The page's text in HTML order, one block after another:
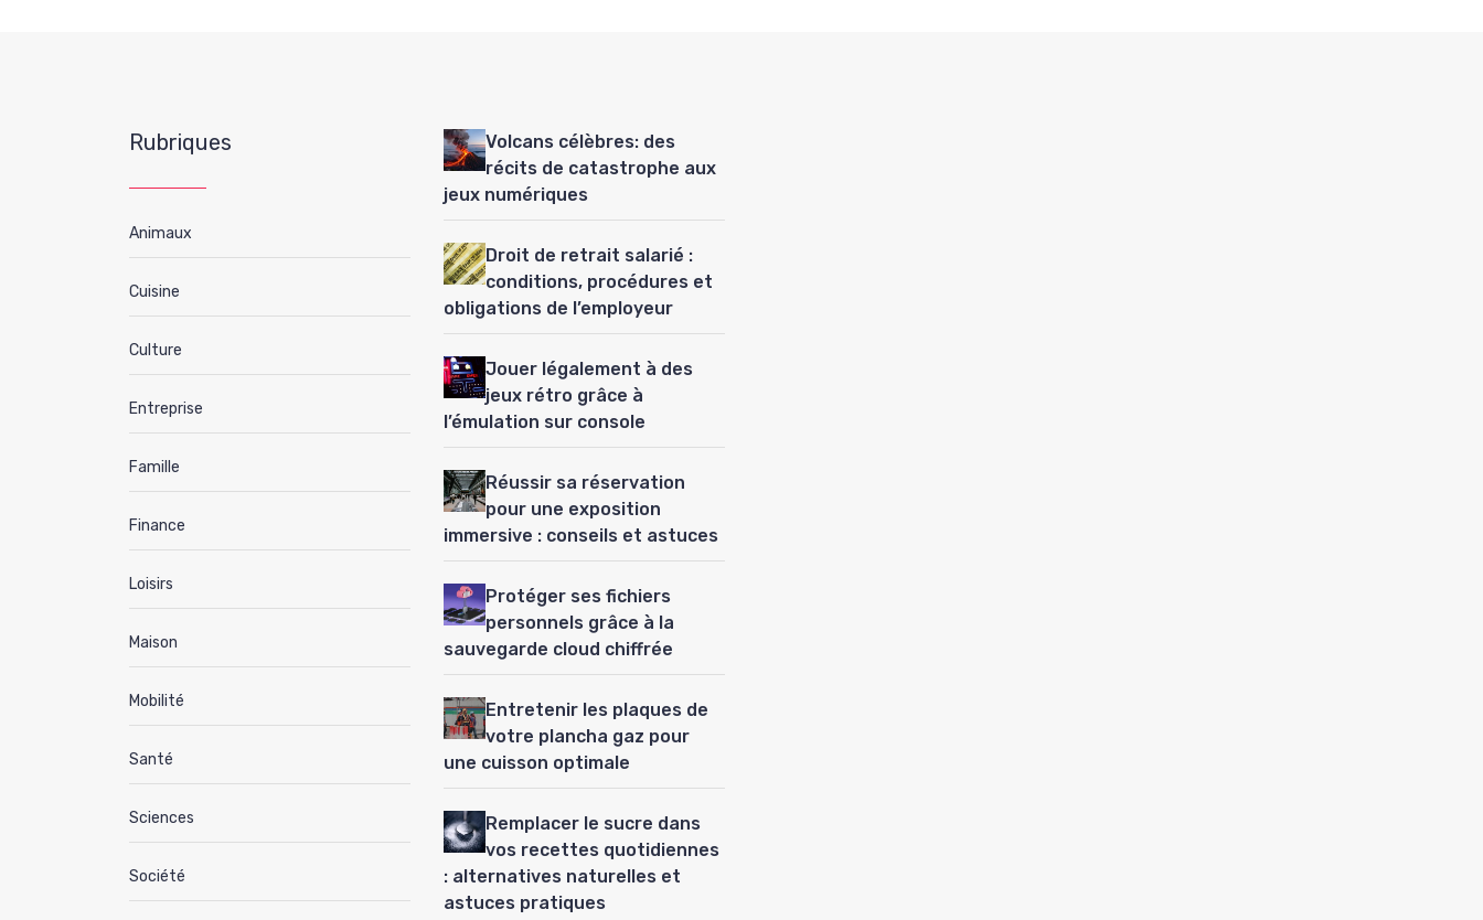
Rubriques
Animaux
Cuisine
Culture
Entreprise
Famille
Finance
Loisirs
Maison
Mobilité
Santé
Sciences
Société
Volcans célèbres: des
récits de catastrophe aux
jeux numériques
Droit de retrait salarié :
conditions, procédures et
obligations de l’employeur
Jouer légalement à des
jeux rétro grâce à
l’émulation sur console
Réussir sa réservation
pour une exposition
immersive : conseils et astuces
Protéger ses fichiers
personnels grâce à la
sauvegarde cloud chiffrée
Entretenir les plaques de
votre plancha gaz pour
une cuisson optimale
Remplacer le sucre dans
vos recettes quotidiennes
: alternatives naturelles et
astuces pratiques